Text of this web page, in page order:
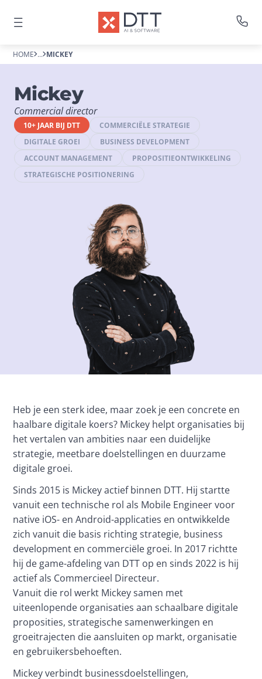
HOME ... MICKEY
Mickey
Commercial director
10+ JAAR BIJ DTT
COMMERCIËLE STRATEGIE
DIGITALE GROEI
BUSINESS DEVELOPMENT
ACCOUNT MANAGEMENT
PROPOSITIEONTWIKKELING
STRATEGISCHE POSITIONERING
Heb je een sterk idee, maar zoek je een concrete en
haalbare digitale koers? Mickey helpt organisaties bij
het vertalen van ambities naar een duidelijke
strategie, meetbare doelstellingen en duurzame
digitale groei.
Sinds 2015 is Mickey actief binnen DTT. Hij startte
vanuit een technische rol als Mobile Engineer voor
native iOS- en Android-applicaties en ontwikkelde
zich vanuit die basis richting strategie, business
development en commerciële groei. In 2017 richtte
hij de game-afdeling van DTT op en sinds 2022 is hij
actief als Commercieel Directeur.
Vanuit die rol werkt Mickey samen met
uiteenlopende organisaties aan schaalbare digitale
proposities, strategische samenwerkingen en
groeitrajecten die aansluiten op markt, organisatie
en gebruikersbehoeften.
Mickey verbindt businessdoelstellingen,